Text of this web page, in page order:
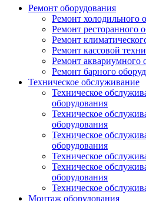
Ремонт оборудования
Ремонт холодильного
Ремонт ресторанного
Ремонт
Ремонт кассовой
Ремонт аквариумного
Ремонт барного
Техническое обслуживание
Техническое
оборудования
Техническое
оборудования
Техническое
оборудования
Техническое
Техническое
оборудования
Техническое
Монтаж оборудования